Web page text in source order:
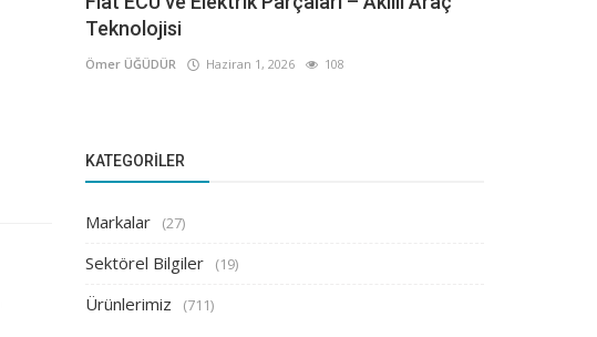
Teknolojisi
Ömer ÜĞÜDÜR Haziran 1, 2026 108
KATEGORILER
Markalar (27)
Sektörel Bilgiler (19)
Ürünlerimiz (711)